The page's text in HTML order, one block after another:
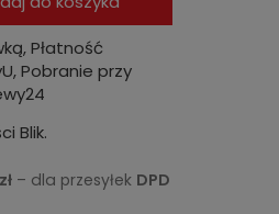
Płatność
Pobranie przy
Blik.
– dla przesyłek DPD